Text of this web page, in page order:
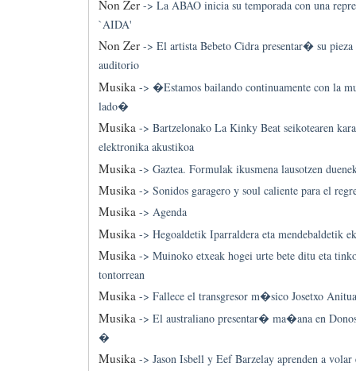
Non Zer-> La ABAO inicia su temporada con una
`AIDA'
Non Zer-> El artista Bebeto Cidra presentar� su
auditorio
Musika -> �Estamos bailando continuamente con la
lado�
Musika-> Bartzelonako La Kinky Beat seikotearen
elektronika akustikoa
Musika -> Gaztea. Formulak ikusmena lausotzen
Musika-> Sonidos garagero y soul caliente para el
Musika-> Agenda
Musika -> Hegoaldetik Iparraldera eta mendebaldetik
Musika-> Muinoko etxeak hogei urte bete ditu eta
tontorrean
Musika-> Fallece el transgresor m�sico Josetxo Anitua
Musika-> El australiano presentar� ma�ana en
�
Musika-> Jason Isbell y Eef Barzelay aprenden a